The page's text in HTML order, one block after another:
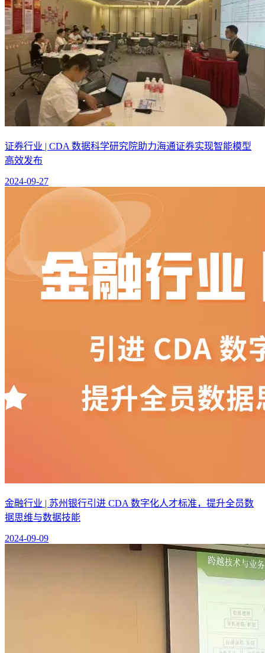
证券行业 | CDA 数据科学研究院助力海通证券实现智能模型
高效发布
2024-09-27
金融行业 | 苏州银行引进 CDA 数字化人才标准，提升全员数
据思维与数据技能
2024-09-09